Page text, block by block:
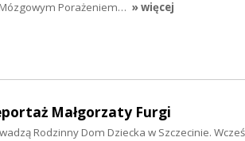
Mózgowym Porażeniem… » więcej
Małgorzaty Furgi
Rodzinny Dom Dziecka w Szczecinie.